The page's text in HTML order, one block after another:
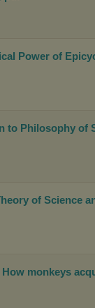
Power of
to Philosophy of
of Science
monkeys